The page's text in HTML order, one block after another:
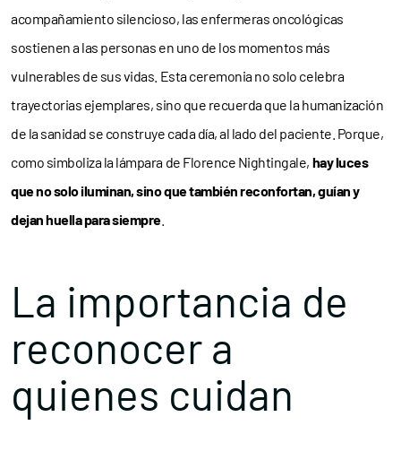
acompañamiento silencioso, las enfermeras oncológicas
sostienen a las personas en uno de los momentos más
vulnerables de sus vidas. Esta ceremonia no solo celebra
trayectorias ejemplares, sino que recuerda que la humanización
de la sanidad se construye cada día, al lado del paciente. Porque,
como simboliza la lámpara de Florence Nightingale, hay luces
que no solo iluminan, sino que también reconfortan, guían y
dejan huella para siempre
La importancia de
reconocer a
quienes cuidan